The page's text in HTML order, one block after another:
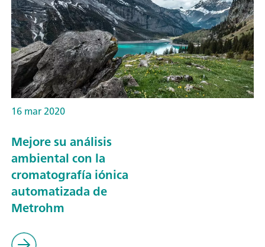
16 mar 2020
Mejore su análisis
ambiental con la
cromatografía iónica
automatizada de
Metrohm